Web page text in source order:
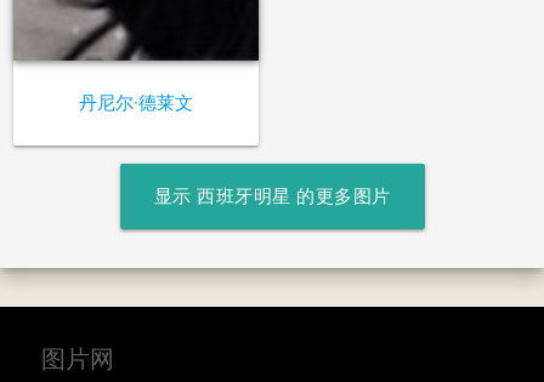
丹尼尔·德莱文
显示 西班牙明星 的更多图片
图片网